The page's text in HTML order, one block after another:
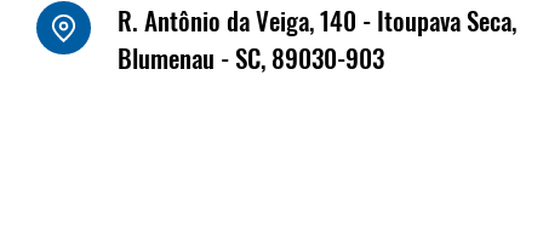
Luiz Kornely - HBSIS
Fritz Müller marca
na Fenabrave,
R. Antônio da Veiga, 140 - Itoupava Seca,
Blumenau - SC, 89030-903